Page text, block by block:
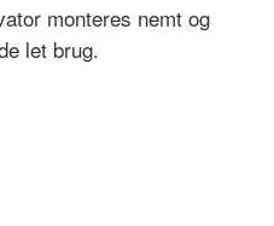
monteres nemt og
let brug.